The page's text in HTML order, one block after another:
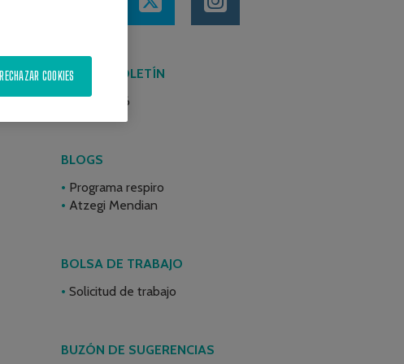
ÚLTIMO BOLETÍN
Junio 2026
BLOGS
Programa respiro
Atzegi Mendian
BOLSA DE TRABAJO
Solicitud de trabajo
BUZÓN DE SUGERENCIAS
RECHAZAR COOKIES